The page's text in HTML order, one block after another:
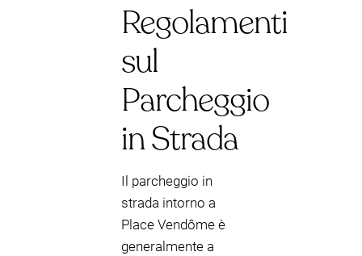
Regolamenti
sul
Parcheggio
in Strada
Il parcheggio in
strada intorno a
Place Vendôme è
generalmente a